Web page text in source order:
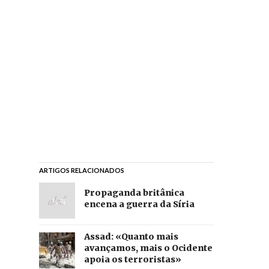
ARTIGOS RELACIONADOS
Propaganda britânica
encena a guerra da Síria
Assad: «Quanto mais
avançamos, mais o Ocidente
apoia os terroristas»